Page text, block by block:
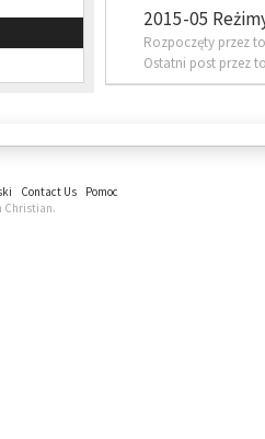
2015-05
Rozpoczęty przez
Ostatni post przez
Contact Us
Pomoc
Christian.